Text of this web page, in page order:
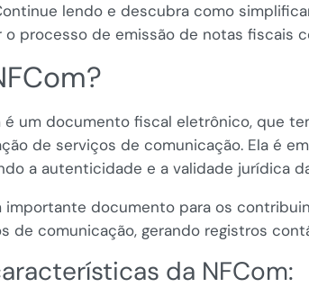
lendo e descubra como
o processo de emissão de notas fiscais
é um documento fiscal eletrônico, que
de serviços de comunicação. Ela é
a autenticidade e a validade jurídica
importante documento para os
de comunicação, gerando registros
da NFCom: